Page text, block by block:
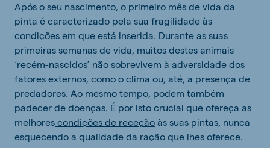
Após o seu nascimento, o primeiro mês de vida da
pinta é caracterizado pela sua fragilidade às
condições em que está inserida. Durante as suas
primeiras semanas de vida, muitos destes animais
‘recém-nascidos’ não sobrevivem à adversidade dos
fatores externos, como o clima ou, até, a presença de
predadores. Ao mesmo tempo, podem também
padecer de doenças. É por isto crucial que ofereça as
melhores condições de receção às suas pintas, nunca
esquecendo a qualidade da ração que lhes oferece.